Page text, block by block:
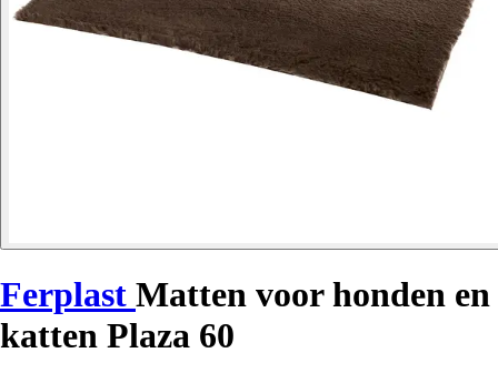
Ferplast Matten voor honden en
katten Plaza 60